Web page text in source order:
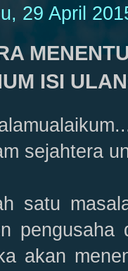
29 April
ISI
sejahtera
satu
pengusaha
akan